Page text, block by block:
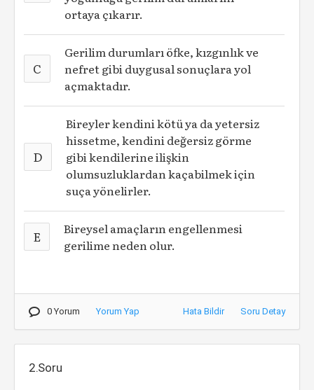
ortaya çıkarır.
C
Gerilim durumları öfke, kızgınlık ve
nefret gibi duygusal sonuçlara yol
açmaktadır.
D
Bireyler kendini kötü ya da yetersiz
hissetme, kendini değersiz görme
gibi kendilerine ilişkin
olumsuzluklardan kaçabilmek için
suça yönelirler.
E
Bireysel amaçların engellenmesi
gerilime neden olur.
0 Yorum Yorum Yap Hata Bildir Soru Detay
2.Soru